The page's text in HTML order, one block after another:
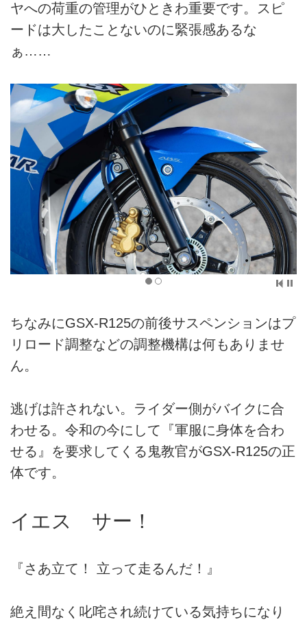
ヤへの荷重の管理がひときわ重要です。スピ
ードは大したことないのに緊張感あるな
ぁ……
ちなみにGSX-R125の前後サスペンションはプ
リロード調整などの調整機構は何もありませ
ん。
逃げは許されない。ライダー側がバイクに合
わせる。令和の今にして『軍服に身体を合わ
せる』を要求してくる鬼教官がGSX-R125の正
体です。
イエス サー！
『さあ立て！ 立って走るんだ！』
絶え間なく叱咤され続けている気持ちになり